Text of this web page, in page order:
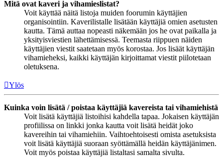
Mitä ovat kaveri ja vihamieslistat?
Voit käyttää näitä listoja muiden foorumin käyttäjien
organisointiin. Kaverilistalle lisätään käyttäjiä omien asetusten
kautta. Tämä auttaa nopeasti näkemään jos he ovat paikalla ja
yksityisviestien lähettämisessä. Teemasta riippuen näiden
käyttäjien viestit saatetaan myös korostaa. Jos lisäät käyttäjän
vihamieheksi, kaikki käyttäjän kirjoittamat viestit piilotetaan
oletuksena.
Ylös
Kuinka voin lisätä / poistaa käyttäjiä kavereista tai vihamiehistä
Voit lisätä käyttäjiä listoihisi kahdella tapaa. Jokaisen käyttäjän
profiilissa on linkki jonka kautta voit lisätä heidät joko
kavereihin tai vihamiehiin. Vaihtoehtoisesti omista asetuksista
voit lisätä käyttäjiä suoraan syöttämällä heidän käyttäjänimen.
Voit myös poistaa käyttäjiä listaltasi samalta sivulta.